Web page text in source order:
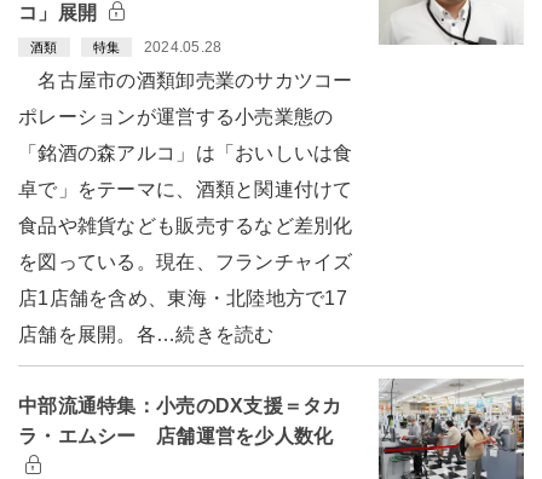
コ」展開
酒類 特集 2024.05.28
名古屋市の酒類卸売業のサカツコー
ポレーションが運営する小売業態の
「銘酒の森アルコ」は「おいしいは食
卓で」をテーマに、酒類と関連付けて
食品や雑貨なども販売するなど差別化
を図っている。現在、フランチャイズ
店1店舗を含め、東海・北陸地方で17
店舗を展開。各…続きを読む
中部流通特集：小売のDX支援＝タカ
ラ・エムシー 店舗運営を少人数化